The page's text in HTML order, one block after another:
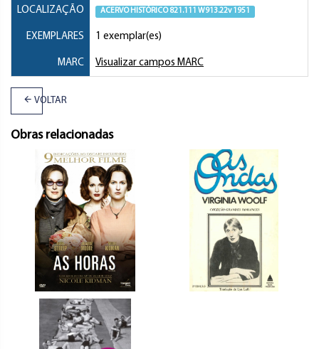
LOCALIZAÇÃO ACERVO HISTÓRICO 821.111 W913.22v 1951
EXEMPLARES 1 exemplar(es)
MARC Visualizar campos MARC
VOLTAR
Obras relacionadas